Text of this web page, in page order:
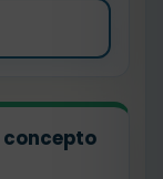
concepto